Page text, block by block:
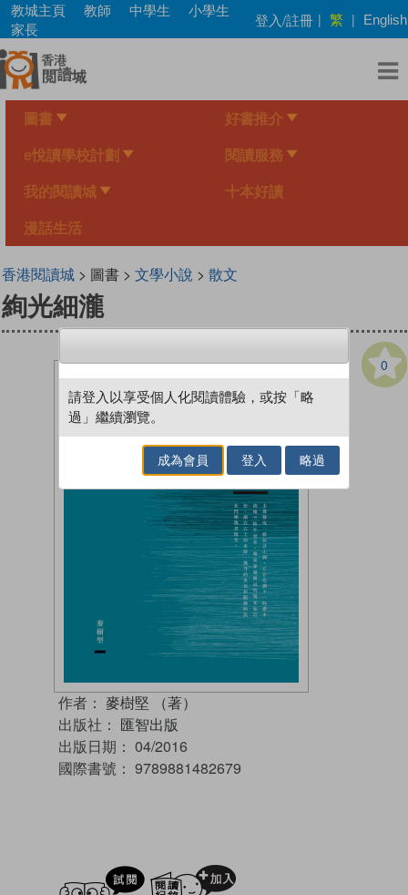
Skip
main
content
教城主頁 教師 中學生
小學生
家長
登入/註冊 | 繁 | English
圖書 好書推介
e悅讀學校計劃 閱讀服務
我的閱讀城 十本好讀
漫話生活
香港閱讀城> 圖書 > 文學小說 > 散文
絢光細瀧
0
作者： 麥樹堅 （著）
出版社： 匯智出版
出版日期： 04/2016
國際書號： 9789881482679
試閲
請登入以享受個人化閱讀體驗，或按「略
過」繼續瀏覽。
成為會員 登入 略過